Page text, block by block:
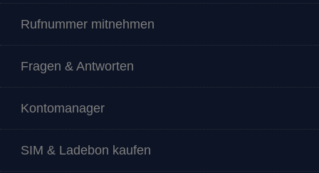
Rufnummer mitnehmen
Fragen & Antworten
Kontomanager
SIM & Ladebon kaufen